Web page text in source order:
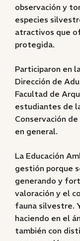
observación y
especies
atractivos que
protegida.
Participaron en
Dirección de
Facultad de
estudiantes de
Conservación
en general.
La Educación
gestión porque
generando y
valoración y el
fauna silvestre.
haciendo en el
también con